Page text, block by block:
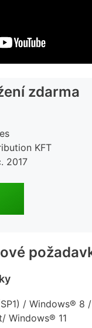
zdarma
KFT
2017
/ Windows® 8 /
Windows® 11